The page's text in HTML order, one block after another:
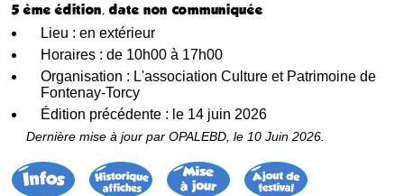
5 ème édition, date non communiquée
Lieu : en extérieur
Horaires : de 10h00 à 17h00
Organisation : L'association Culture et Patrimoine de
Fontenay-Torcy
Édition précédente : le 14 juin 2026
Dernière mise à jour par OPALEBD, le 10 Juin 2026.